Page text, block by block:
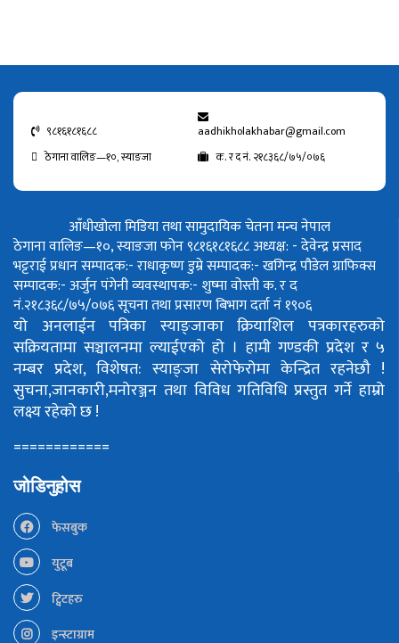
९८१६१८१६८८
aadhikholakhabar@gmail.com
ठेगाना वालिङ—१०, स्याङजा
क. र द नं. २१८३६८/७५/०७६
आँधीखोला मिडिया तथा सामुदायिक चेतना मन्च नेपाल
ठेगाना वालिङ—१०, स्याङजा फोन ९८१६१८१६८८अध्यक्ष: - देवेन्द्र प्रसाद
भट्टराईप्रधान सम्पादक:- राधाकृष्ण डुम्रेसम्पादक:- खगिन्द्र पौडेलग्राफिक्स
सम्पादक:- अर्जुन पंगेनीव्यवस्थापक:- शुष्मा वोस्तीक. र द
नं.२१८३६८/७५/०७६सूचना तथा प्रसारण बिभाग दर्ता नं १९०६
यो अनलाईन पत्रिका स्याङ्जाका क्रियाशिल पत्रकारहरुको
सक्रियतामा सञ्चालनमा ल्याईएको हो । हामी गण्डकी प्रदेश र ५
नम्बर प्रदेश, विशेषत: स्याङ्जा सेरोफेरोमा केन्द्रित रहनेछौ !
सुचना,जानकारी,मनोरञ्जन तथा विविध गतिविधि प्रस्तुत गर्ने हाम्रो
लक्ष्य रहेको छ !
============
जोडिनुहोस
फेसबुक
युटूब
ट्विटहरु
इन्स्टाग्राम